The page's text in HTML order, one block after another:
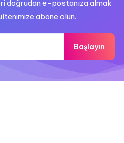
doğrudan e-postanıza almak
abone olun.
Başlayın